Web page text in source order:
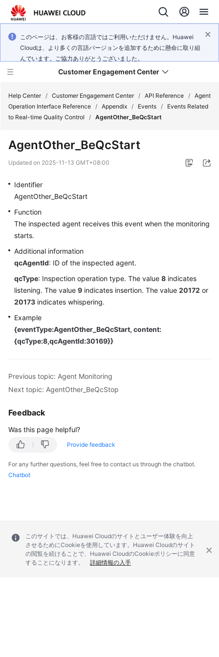
このページは、お客様の言語ではご利用いただけません。Huawei
Cloudは、より多くの言語バージョンを追加するために懸命に取り組
んでいます。ご協力ありがとうございました。
Customer Engagement Center
Getting
User
Price
Details
Developer
API
Reference
FAQs
Glossary
Shared
Service
Agreement
Permissions
Help Center / Customer Engagement Center / API Reference / Agent
Operation Interface Reference / Appendix / Events /
Events Related
to Real-time Quality Control
/ AgentOther_BeQcStart
AgentOther_BeQcStart
Updated on 2025-11-13 GMT+08:00
Identifier
AgentOther_BeQcStart
Function
The inspected agent receives this event when the monitoring
starts.
Additional information
qcAgentId: ID of the inspected agent.
qcType: Inspection operation type. The value 8 indicates
listening. The value 9 indicates insertion. The value 20172 or
20173 indicates whispering.
Example
{eventType:AgentOther_BeQcStart, content:
{qcType:8,qcAgentId:30169}}
Previous topic: Agent Monitoring
Next topic: AgentOther_BeQcStop
Feedback
Was this page helpful?
Provide feedback
For any further questions, feel free to contact us through the chatbot.
Chatbot
このサイトでは、Huawei Cloudのサイトとユーザー体験を向上
させるためにCookieを使用しています。Huawei Cloudのサイト
の閲覧を続けることで、Huawei CloudのCookieポリシーに同意
することになります。
詳細情報の入手